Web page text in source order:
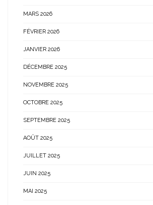
MARS 2026
FÉVRIER 2026
JANVIER 2026
DÉCEMBRE 2025
NOVEMBRE 2025
OCTOBRE 2025
SEPTEMBRE 2025
AOÛT 2025
JUILLET 2025
JUIN 2025
MAI 2025